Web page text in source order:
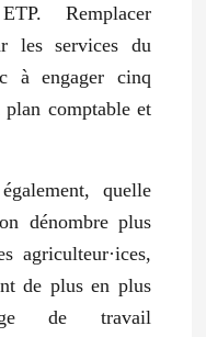
Remplacer
les services du
à engager cinq
plan comptable et
quelle
dénombre plus
agriculteur·ices,
de plus en plus
de travail